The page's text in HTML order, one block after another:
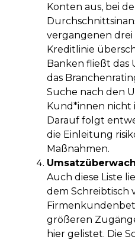
Konten aus, bei
vergangenen
Kreditlinie
Banken fließt das
das
Suche nach den
Kund*innen nicht
Darauf folgt
die Einleitung
Maßnahmen.
Auch diese Liste
dem Schreibtisch
größeren
hier gelistet. Die